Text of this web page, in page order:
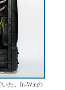
いた。In-Winの